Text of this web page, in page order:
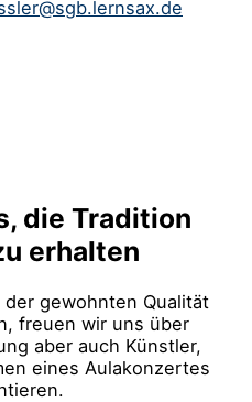
die Tradition
erhalten
gewohnten Qualität
freuen wir uns über
aber auch Künstler,
eines Aulakonzertes